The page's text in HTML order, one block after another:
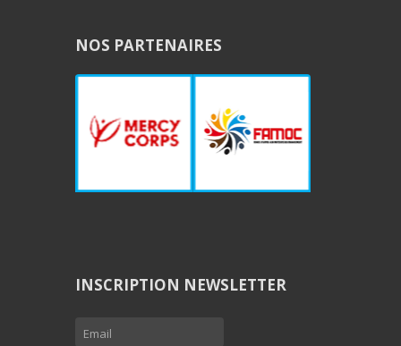
NOS PARTENAIRES
INSCRIPTION NEWSLETTER